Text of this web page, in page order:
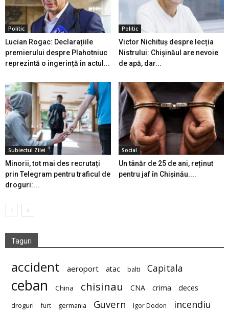
Politic
Lucian Rogac: Declarațiile
premierului despre Plahotniuc
reprezintă o ingerință în actul...
Politic
Victor Nichituș despre lecția
Nistrului: Chișinăul are nevoie
de apă, dar...
Subiectul Zilei
Minorii, tot mai des recrutați
prin Telegram pentru traficul de
droguri:...
Social
Un tânăr de 25 de ani, reținut
pentru jaf în Chișinău....
Taguri
accident aeroport atac balti Capitala
ceban China chisinau CNA crima deces
droguri furt germania Guvern Igor Dodon incendiu